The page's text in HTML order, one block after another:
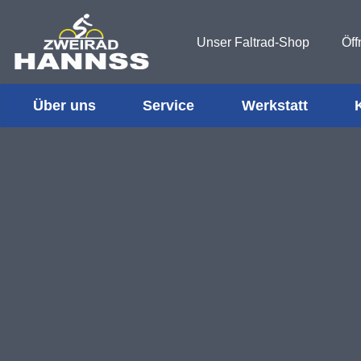
Unser Faltrad-Shop
Über uns Service Werkstatt